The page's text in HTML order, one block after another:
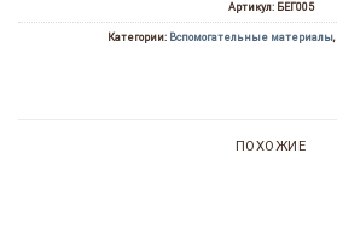
Артикул: БЕГ005
Категории: Вспомогательные материалы,
ПОХОЖИЕ